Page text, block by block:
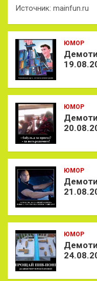
Источник: mainfun.ru
ЮМОР
ЮМОР
ЮМОР
ЮМОР